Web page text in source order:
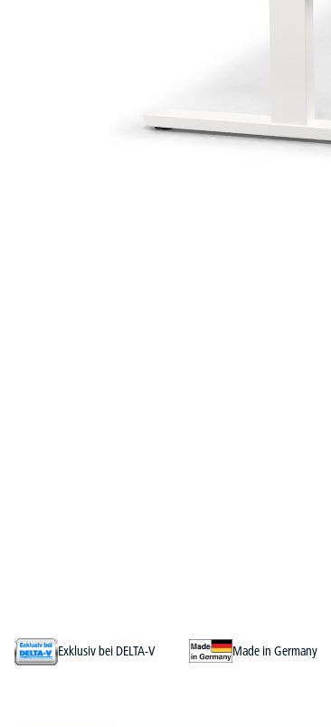
Exklusiv bei DELTA-V
Made in Germany